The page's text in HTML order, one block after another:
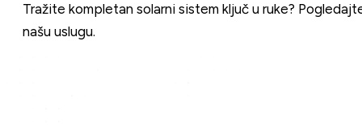
Tražite kompletan solarni sistem ključ u ruke?
našu uslugu.